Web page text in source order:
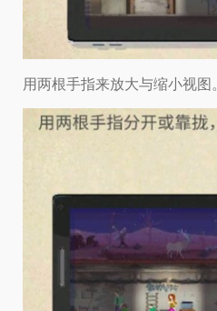
用两根手指来放大与缩小视图。